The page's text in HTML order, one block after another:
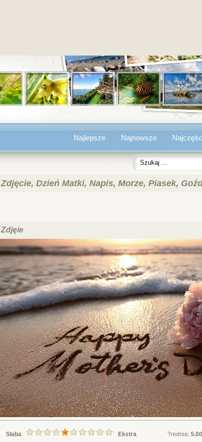
Najlepsze Najnowsze
Zdjęcie, Dzień Matki, Napis, Morze, Piasek,
Zdjęie
Słaba Ekstra ?rednia: 5.00